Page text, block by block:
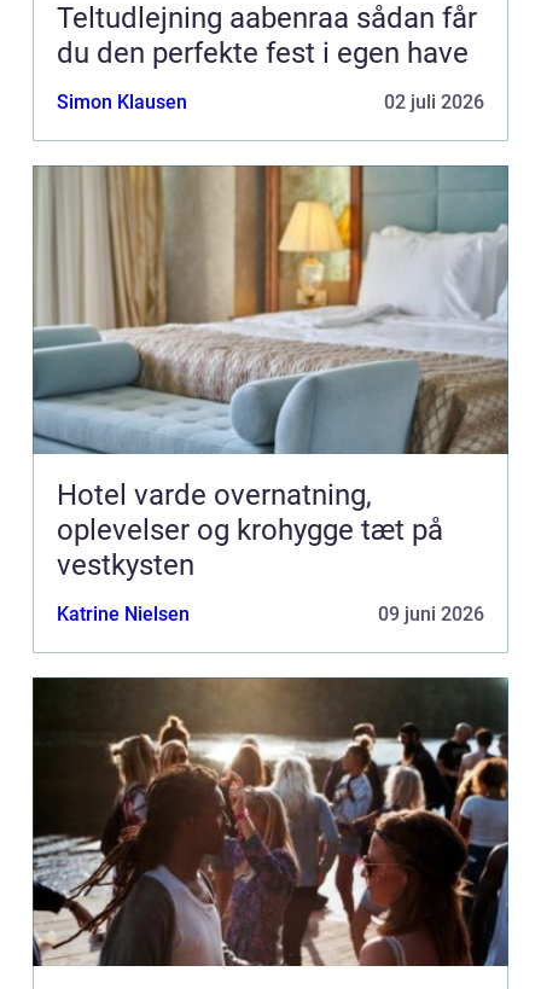
Teltudlejning aabenraa sådan får
du den perfekte fest i egen have
Simon Klausen 02 juli 2026
Hotel varde overnatning,
oplevelser og krohygge tæt på
vestkysten
Katrine Nielsen 09 juni 2026